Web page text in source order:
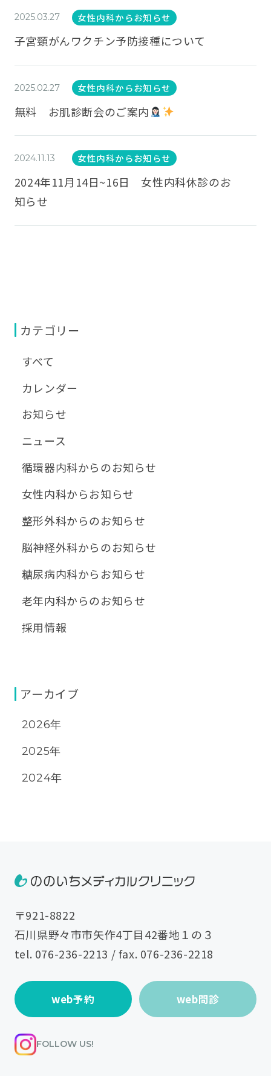
2025.03.27 女性内科からお知らせ
子宮頸がんワクチン予防接種について
2025.02.27 女性内科からお知らせ
無料 お肌診断会のご案内
2024.11.13 女性内科からお知らせ
2024年11月14日~16日 女性内科休診のお
知らせ
カテゴリー
すべて
カレンダー
お知らせ
ニュース
循環器内科からのお知らせ
女性内科からお知らせ
整形外科からのお知らせ
脳神経外科からのお知らせ
糖尿病内科からお知らせ
老年内科からのお知らせ
採用情報
アーカイブ
2026年
2025年
2024年
〒921-8822
石川県野々市市矢作4丁目42番地１の３
tel. 076-236-2213 / fax. 076-236-2218
web予約 web問診
FOLLOW US!